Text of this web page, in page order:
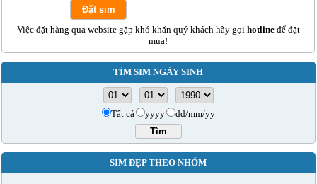
Việc đặt hàng qua website gặp khó khăn quý khách hãy gọi hotlineđể đặt
mua!
TÌM SIM NGÀY SINH
Tất cả yyyy dd/mm/yy
SIM ĐẸP THEO NHÓM